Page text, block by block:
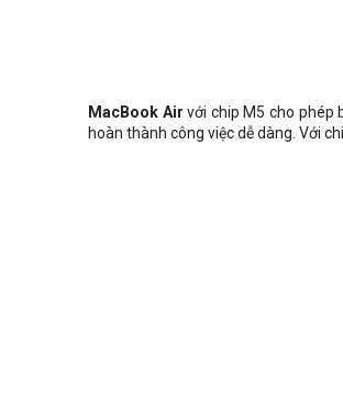
MacBook Air với chip M5 cho phép
hoàn thành công việc dễ dàng. Với